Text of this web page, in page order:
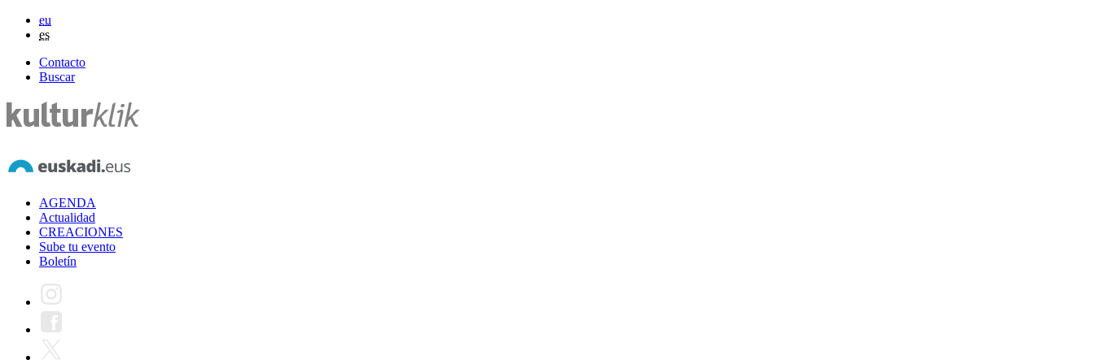
eu
es
Contacto
Buscar
AGENDA
Actualidad
CREACIONES
Sube tu evento
Boletín